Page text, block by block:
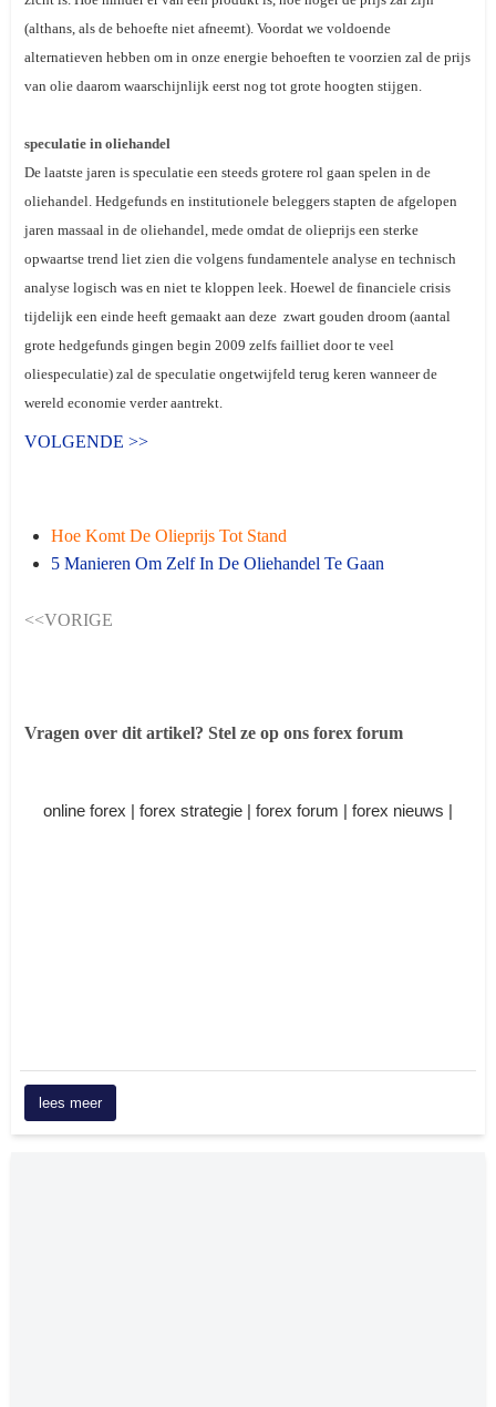
(althans, als de behoefte niet afneemt). Voordat we voldoende
alternatieven hebben om in onze energie behoeften te voorzien zal de prijs
van olie daarom waarschijnlijk eerst nog tot grote hoogten stijgen.
speculatie in oliehandel
De laatste jaren is speculatie een steeds grotere rol gaan spelen in de
oliehandel. Hedgefunds en institutionele beleggers stapten de afgelopen
jaren massaal in de oliehandel, mede omdat de olieprijs een sterke
opwaartse trend liet zien die volgens fundamentele analyse en technisch
analyse logisch was en niet te kloppen leek. Hoewel de financiele crisis
tijdelijk een einde heeft gemaakt aan deze zwart gouden droom (aantal
grote hedgefunds gingen begin 2009 zelfs failliet door te veel
oliespeculatie) zal de speculatie ongetwijfeld terug keren wanneer de
wereld economie verder aantrekt
VOLGENDE >>
Hoe Komt De Olieprijs Tot Stand
5 Manieren Om Zelf In De Oliehandel Te Gaan
<<VORIGE
Vragen over dit artikel? Stel ze op ons forex forum
online forex | forex strategie | forex forum | forex nieuws |
lees meer